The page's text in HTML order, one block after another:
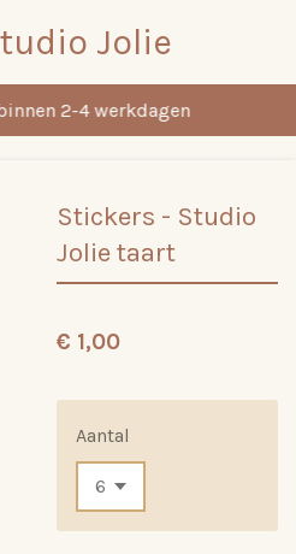
Jolie
2-4 werkdagen
Stickers - Studio
Jolie taart
€ 1,00
Aantal